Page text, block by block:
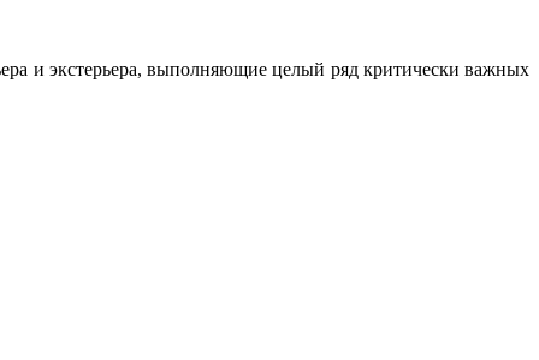
и экстерьера, выполняющие целый ряд критически важных